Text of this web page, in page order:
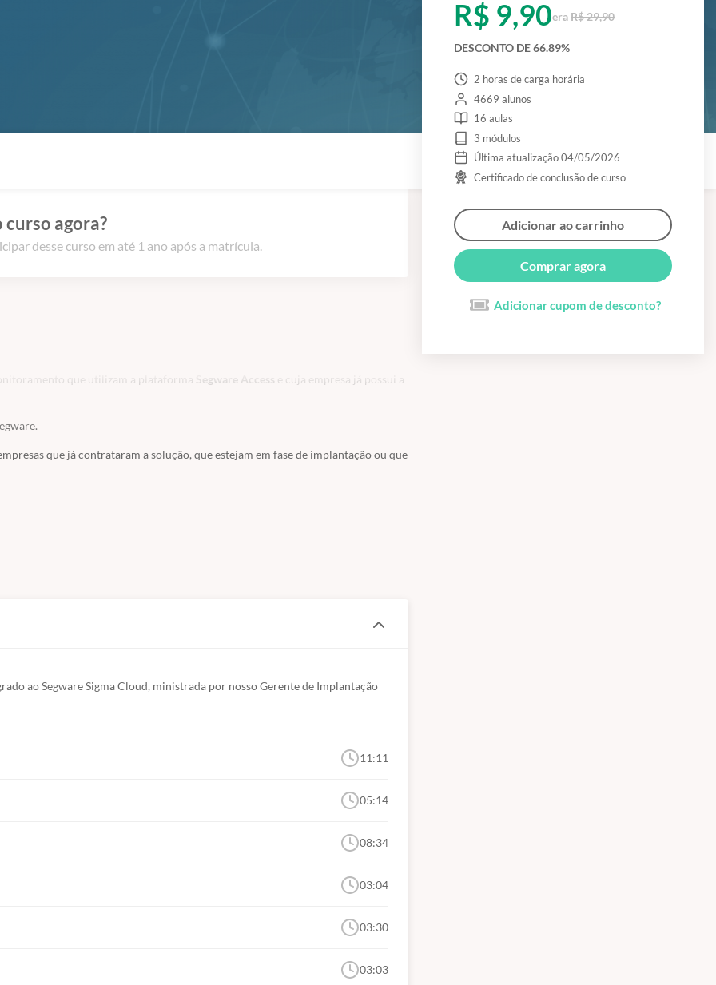
curso agora?
desse curso em até 1 ano após a matrícula.
que utilizam a plataforma Segware Access e cuja empresa já possui a
que já contrataram a solução, que estejam em fase de implantação ou que
ao Segware Sigma Cloud, ministrada por nosso Gerente de Implantação
11:11
05:14
08:34
03:04
03:30
03:03
R$ 9,90eraR$ 29,90
DESCONTO DE 66.89%
2 horas de carga horária
4669 alunos
16 aulas
3 módulos
Última atualização 04/05/2026
Certificado de conclusão de curso
Adicionar ao carrinho
Comprar agora
Adicionar cupom de desconto?